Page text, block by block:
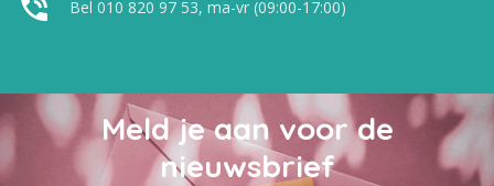
Bel 010 820 97 53, ma-vr (09:00-17:00)
Meld je aan voor de
nieuwsbrief